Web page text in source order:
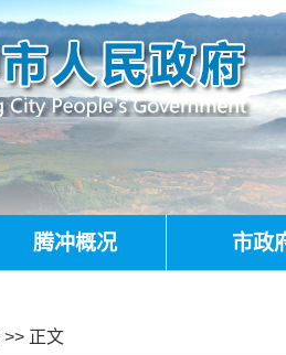
腾冲概况 市政
>> 正文